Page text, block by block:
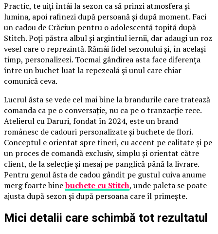
Practic, te uiți întâi la sezon ca să prinzi atmosfera și
lumina, apoi rafinezi după persoană și după moment. Faci
un cadou de Crăciun pentru o adolescentă topită după
Stitch. Poți păstra albul și argintiul iernii, dar adaugi un roz
vesel care o reprezintă. Rămâi fidel sezonului și, în același
timp, personalizezi. Tocmai gândirea asta face diferența
între un buchet luat la repezeală și unul care chiar
comunică ceva.
Lucrul ăsta se vede cel mai bine la brandurile care tratează
comanda ca pe o conversație, nu ca pe o tranzacție rece.
Atelierul cu Daruri, fondat în 2024, este un brand
românesc de cadouri personalizate și buchete de flori.
Conceptul e orientat spre tineri, cu accent pe calitate și pe
un proces de comandă exclusiv, simplu și orientat către
client, de la selecție și mesaj pe panglică până la livrare.
Pentru genul ăsta de cadou gândit pe gustul cuiva anume
merg foarte binebuchete cu Stitch, unde paleta se poate
ajusta după sezon și după persoana care îl primește.
Mici detalii care schimbă tot rezultatul